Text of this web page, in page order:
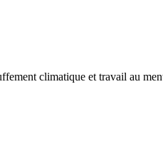
climatique et travail au